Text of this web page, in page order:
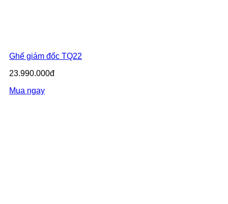
Ghế giám đốc TQ22
23.990.000đ
Mua ngay